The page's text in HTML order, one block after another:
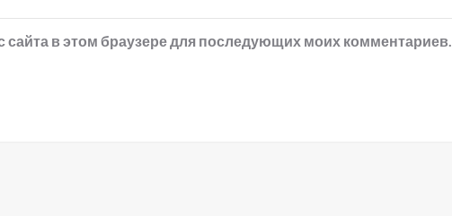
сайта в этом браузере для последующих моих комментариев.